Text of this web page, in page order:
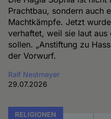
Prachtbau, sondern auch
Machtkämpfe. Jetzt
verhaftet, weil sie laut
sollen. „Anstiftung zu
der Vorwurf.
Ralf Nestmeyer
29.07.2026
RELIGIONEN